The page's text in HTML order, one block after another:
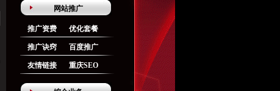
网站推广
推广资费 优化套餐
推广诀窍 百度推广
友情链接 重庆SEO